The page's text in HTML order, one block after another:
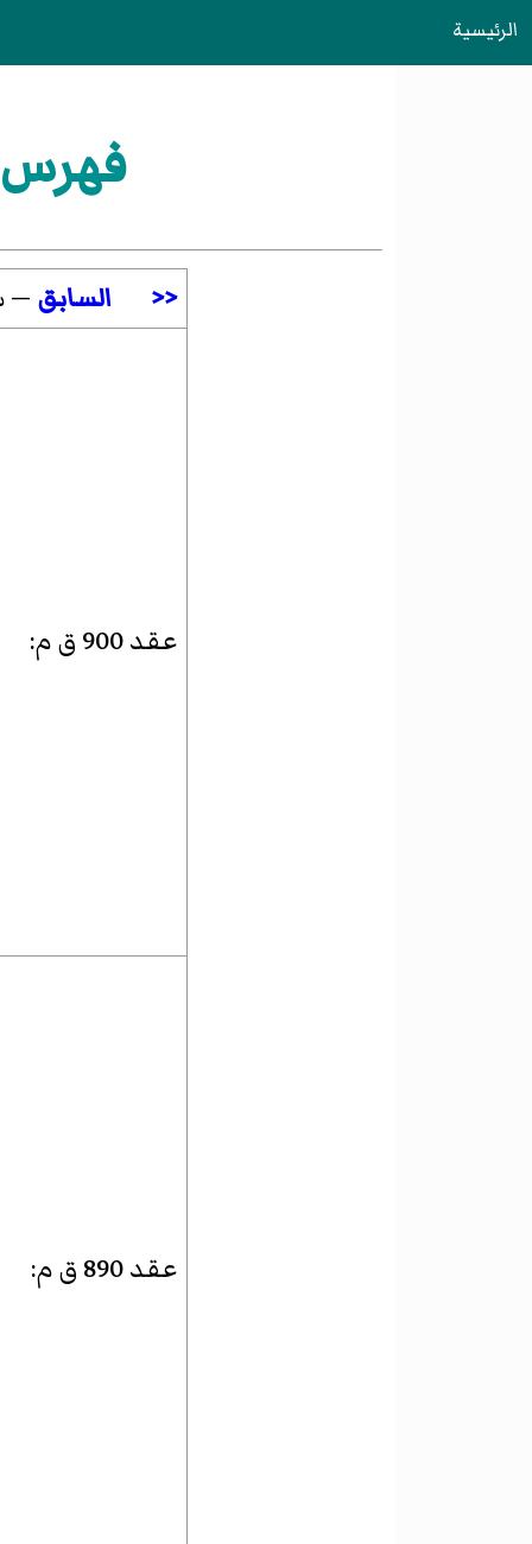
الرئيسية
فهرس:القرن 9 ق
<< السابق —
عقد 900 ق م :
عقد 890 ق م :